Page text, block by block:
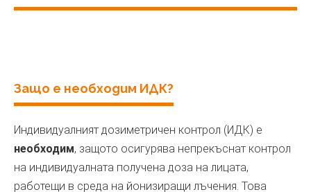
Защо е необходим ИДК?
Индивидуалният дозиметричен контрол (ИДК) е
необходим, защото осигурява непрекъснат контрол
на индивидуалната получена доза на лицата,
работещи в среда на йонизиращи лъчения. Това